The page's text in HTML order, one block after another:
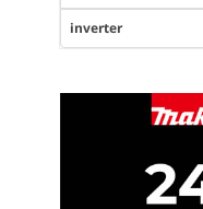
inverter